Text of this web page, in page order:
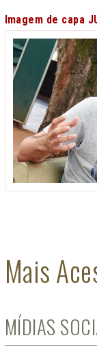
Imagem de capa
Mais
MÍDIAS